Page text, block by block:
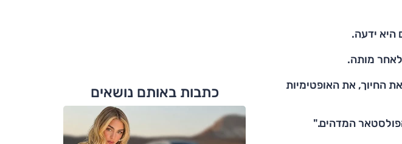
היא ידעה.
מותה.
החיוך, את האופטימיות
המדהים."
כתבות באותם נושאים